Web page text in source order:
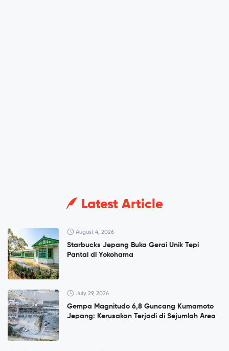
Latest Article
August 4, 2026
Starbucks Jepang Buka Gerai Unik Tepi
Pantai di Yokohama
July 29, 2026
Gempa Magnitudo 6,8 Guncang Kumamoto
Jepang: Kerusakan Terjadi di Sejumlah Area